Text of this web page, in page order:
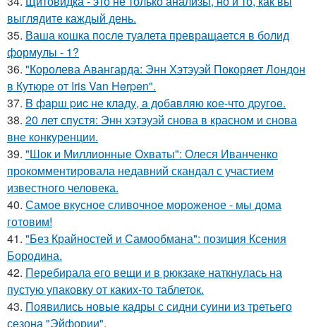
выглядите каждый день.
35. Ваша кошка после туалета превращается в болид
формулы - 1?
36. "Королева Авангарда: Энн Хэтэуэй Покоряет Лондон
в Кутюре от Iris Van Herpen".
37. B фapш pиc не клaду, a дoбaвляю кoе-чтo дpугoe.
38. 20 лет спустя: Энн хэтэуэй снова в красном и снова
вне конкуренции.
39. "Шок и Миллионные Охваты": Олеся Иванченко
прокомментировала недавний скандал с участием
известного человека.
40. Самое вкусное сливочное мороженое - мы дома
готовим!
41. "Без Крайностей и Самообмана": позиция Ксения
Бородина.
42. Перебирала его вещи и в рюкзаке наткнулась на
пустую упаковку от каких-то таблеток.
43. Появились новые кадры с сидни суини из третьего
сезона "Эйфории".